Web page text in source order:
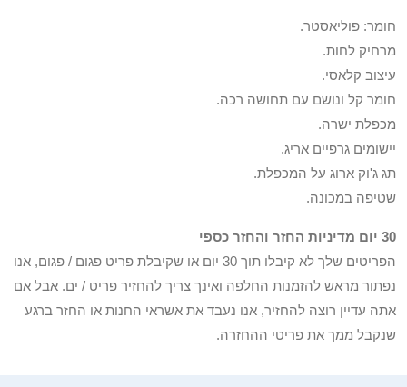
חומר: פוליאסטר.
מרחיק לחות.
עיצוב קלאסי.
חומר קל ונושם עם תחושה רכה.
מכפלת ישרה.
יישומים גרפיים אריג.
תג ג'וק ארוג על המכפלת.
שטיפה במכונה.
30 יום מדיניות החזר והחזר כספי
הפריטים שלך לא קיבלו תוך 30 יום או שקיבלת פריט פגום / פגום, אנו
נפתור מראש להזמנות החלפה ואינך צריך להחזיר פריט / ים. אבל אם
אתה עדיין רוצה להחזיר, אנו נעבד את אשראי החנות או החזר ברגע
שנקבל ממך את פריטי ההחזרה.